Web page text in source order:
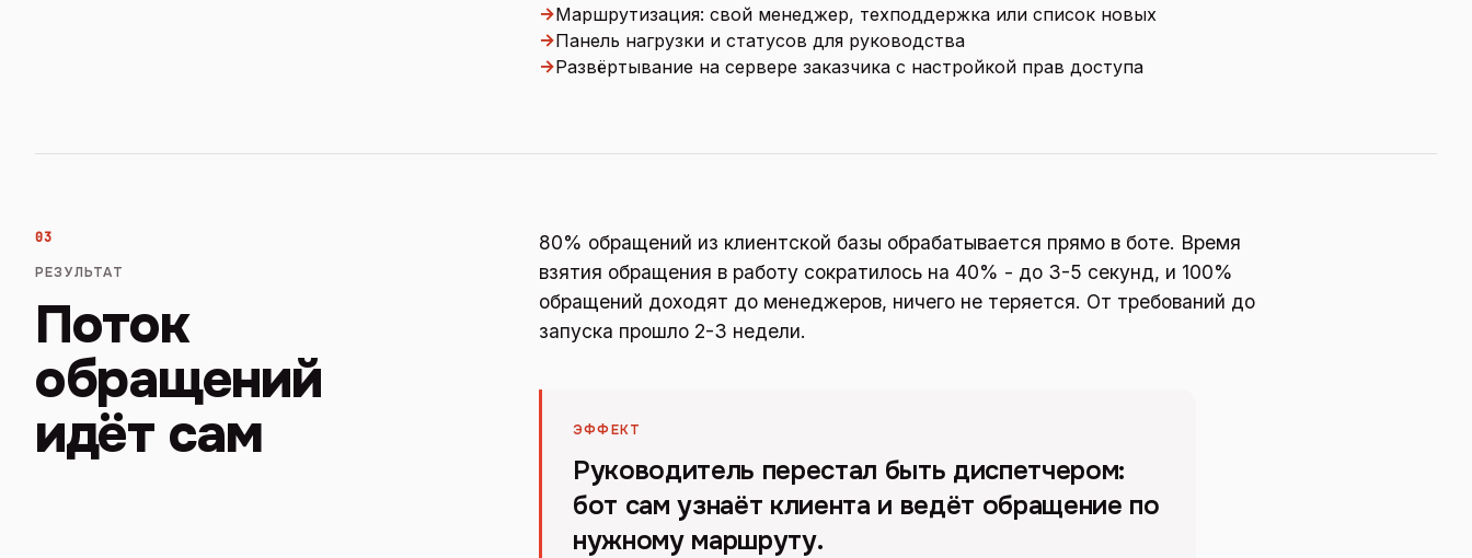
→Маршрутизация: свой менеджер, техподдержка или список новых
→Панель нагрузки и статусов для руководства
→Развёртывание на сервере заказчика с настройкой прав доступа
03
РЕЗУЛЬТАТ
Поток
обращений
идёт сам
80% обращений из клиентской базы обрабатывается прямо в боте. Время
взятия обращения в работу сократилось на 40% - до 3-5 секунд, и 100%
обращений доходят до менеджеров, ничего не теряется. От требований до
запуска прошло 2-3 недели.
ЭФФЕКТ
Руководитель перестал быть диспетчером:
бот сам узнаёт клиента и ведёт обращение по
нужному маршруту.